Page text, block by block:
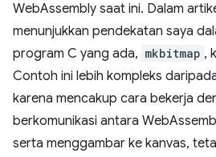
WebAssembly saat ini. Dalam
menunjukkan pendekatan saya
program C yang ada, mkbitmap ,
Contoh ini lebih kompleks
karena mencakup cara bekerja
berkomunikasi antara
serta menggambar ke kanvas,